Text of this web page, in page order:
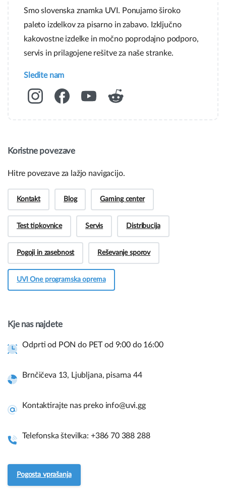
Smo slovenska znamka UVI. Ponujamo široko
paleto izdelkov za pisarno in zabavo. Izključno
kakovostne izdelke in močno poprodajno podporo,
servis in prilagojene rešitve za naše stranke.
Sledite nam
Koristne povezave
Hitre povezave za lažjo navigacijo.
Kontakt Blog Gaming center
Test tipkovnice Servis Distribucija
Pogoji in zasebnost Reševanje sporov
UVI One programska oprema
Kje nas najdete
Odprti od PON do PET od 9:00 do 16:00
Brnčičeva 13, Ljubljana, pisarna 44
Kontaktirajte nas preko info@uvi.gg
Telefonska številka: +386 70 388 288
Pogosta vprašanja
Hej! Imate vprašanja pred nakupom?
Kontaktirajte nas
strani in takojšnje informacije.
Vodiči za sestavo